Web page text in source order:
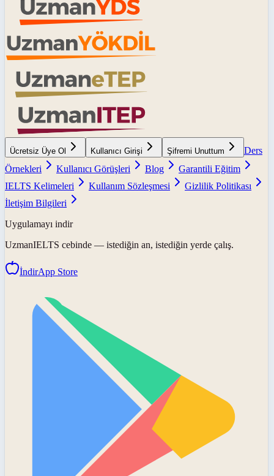
Ücretsiz Üye Ol Kullanıcı Girişi Şifremi Unuttum
Ders
Örnekleri
Kullanıcı Görüşleri Blog
Garantili Eğitim
IELTS Kelimeleri
Kullanım Sözleşmesi
Gizlilik Politikası
İletişim Bilgileri
Uygulamayı indir
UzmanIELTS cebinde — istediğin an, istediğin yerde çalış.
İndirApp Store